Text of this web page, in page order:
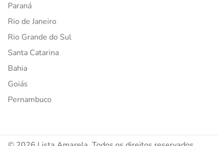
Paraná
Rio de Janeiro
Rio Grande do Sul
Santa Catarina
Bahia
Goiás
Pernambuco